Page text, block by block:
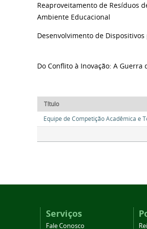
Reaproveitamento de Resíduos
Ambiente Educacional
Desenvolvimento de
Do Conflito à Inovação: A
Título
Equipe de Competição Acadêmica e
Serviços
Fale Conosco